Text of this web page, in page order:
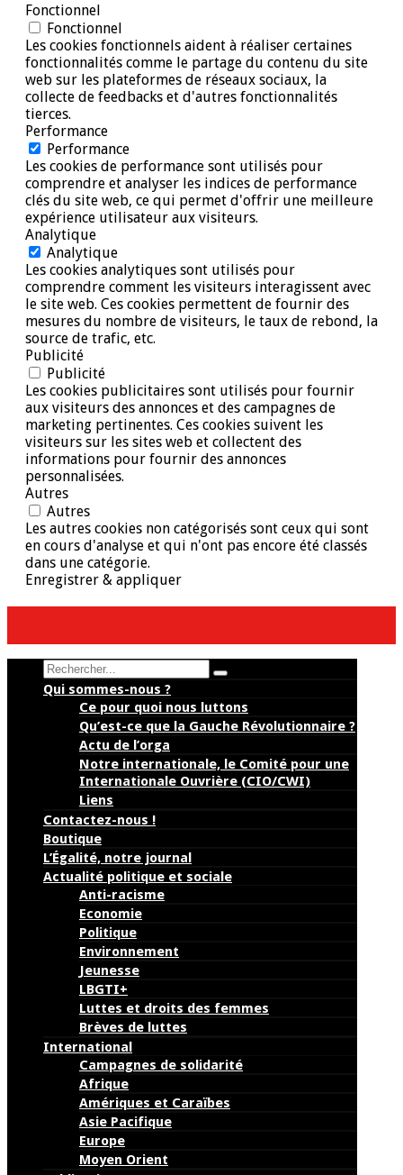
Fonctionnel
Fonctionnel
Les cookies fonctionnels aident à réaliser certaines
fonctionnalités comme le partage du contenu du site
web sur les plateformes de réseaux sociaux, la
collecte de feedbacks et d'autres fonctionnalités
tierces.
Performance
Performance
Les cookies de performance sont utilisés pour
comprendre et analyser les indices de performance
clés du site web, ce qui permet d'offrir une meilleure
expérience utilisateur aux visiteurs.
Analytique
Analytique
Les cookies analytiques sont utilisés pour
comprendre comment les visiteurs interagissent avec
le site web. Ces cookies permettent de fournir des
mesures du nombre de visiteurs, le taux de rebond, la
source de trafic, etc.
Publicité
Publicité
Les cookies publicitaires sont utilisés pour fournir
aux visiteurs des annonces et des campagnes de
marketing pertinentes. Ces cookies suivent les
visiteurs sur les sites web et collectent des
informations pour fournir des annonces
personnalisées.
Autres
Autres
Les autres cookies non catégorisés sont ceux qui sont
en cours d'analyse et qui n'ont pas encore été classés
dans une catégorie.
Enregistrer & appliquer
Search
Qui sommes-nous ?
Ce pour quoi nous luttons
Qu’est-ce que la Gauche Révolutionnaire ?
Actu de l’orga
Notre internationale, le Comité pour une
Internationale Ouvrière (CIO/CWI)
Liens
Contactez-nous !
Boutique
L’Égalité, notre journal
Actualité politique et sociale
Anti-racisme
Economie
Politique
Environnement
Jeunesse
LBGTI+
Luttes et droits des femmes
Brèves de luttes
International
Campagnes de solidarité
Afrique
Amériques et Caraïbes
Asie Pacifique
Europe
Moyen Orient